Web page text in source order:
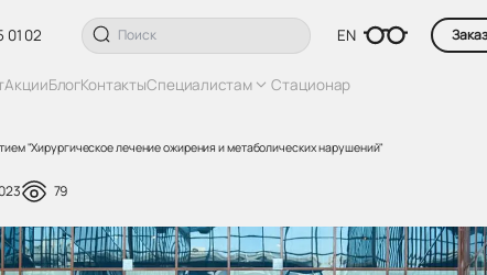
01 02 EN
АкцииБлогКонтактыСпециалистам Стационар
"Хирургическое лечение ожирения и метаболических нарушений"
79